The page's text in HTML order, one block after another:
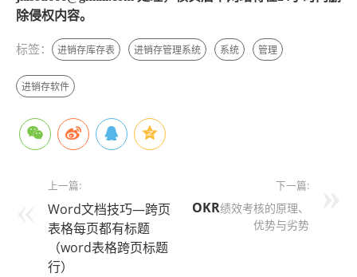
除侵权内容。
标签： 进销存库存表 进销存管理系统 系统 管理
进销存软件
上一篇:
Word文档技巧—跨页
表格每页都有标题
（word表格跨页标题
行）
下一篇:
OKR绩效考核的原理、
优势与劣势